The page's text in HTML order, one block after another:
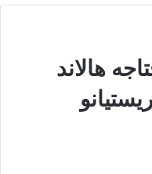
هالاند